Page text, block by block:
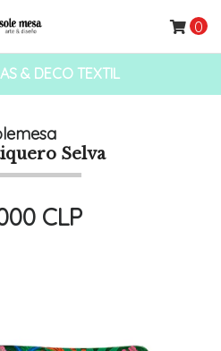
& DECO TEXTIL
0
Selva
CLP